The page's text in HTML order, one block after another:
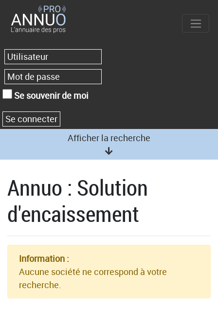
Se souvenir de moi
Afficher la recherche
Annuo : Solution
d'encaissement
Information :
Aucune société ne correspond à votre
recherche.